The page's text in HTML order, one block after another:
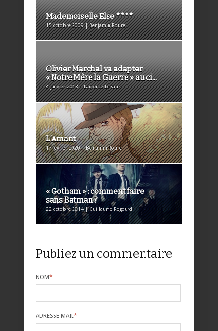
Mademoiselle Else ****
15 octobre 2009 | Benjamin Roure
Olivier Marchal va adapter
« Notre Mère la Guerre » au ci...
8 janvier 2013 | Laurence Le Saux
L’Amant
17 février 2020 | Benjamin Roure
« Gotham » : comment faire
sans Batman ?
22 octobre 2014 | Guillaume Regourd
Publiez un commentaire
NOM*
ADRESSE MAIL *